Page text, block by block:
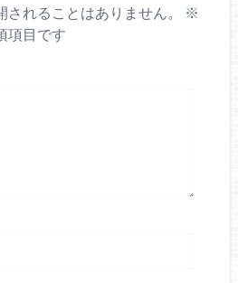
されることはありません。
※
項目です